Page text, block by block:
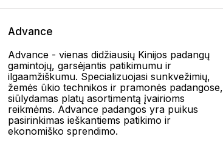
Advance
Advance - vienas didžiausių Kinijos padangų
gamintojų, garsėjantis patikimumu ir
ilgaamžiškumu. Specializuojasi sunkvežimių,
žemės ūkio technikos ir pramonės padangose,
siūlydamas platų asortimentą įvairioms
reikmėms. Advance padangos yra puikus
pasirinkimas ieškantiems patikimo ir
ekonomiško sprendimo.